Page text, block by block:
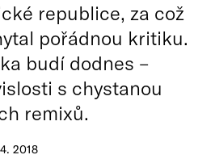
2018
republice, za což
pořádnou kritiku.
budí dodnes –
s chystanou
remixů.